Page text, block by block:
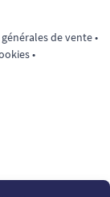
de vente•
•